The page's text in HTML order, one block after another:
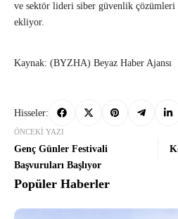
ve sektör lideri siber güvenlik çözümleri
ekliyor.
Kaynak: (BYZHA) Beyaz Haber Ajansı
Hisseler:
ÖNCEKI YAZI
Genç Günler Festivali
Başvuruları Başlıyor
Popüler Haberler